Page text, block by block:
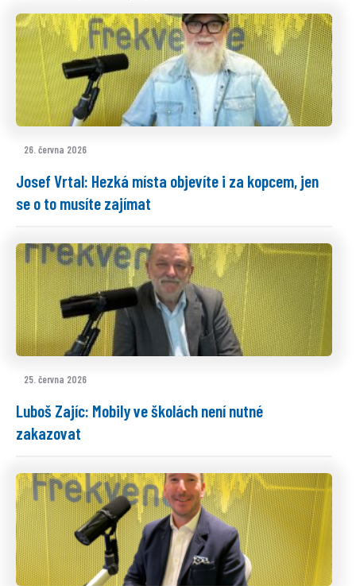
26. června 2026
Josef Vrtal: Hezká místa objevíte i za kopcem, jen
se o to musíte zajímat
25. června 2026
Luboš Zajíc: Mobily ve školách není nutné
zakazovat